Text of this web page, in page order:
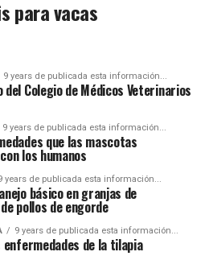
para vacas
9 years de publicada esta información...
del Colegio de Médicos Veterinarios
9 years de publicada esta información...
que las mascotas
los humanos
years de publicada esta información...
básico en granjas de
pollos de engorde
9 years de publicada esta información...
de la tilapia